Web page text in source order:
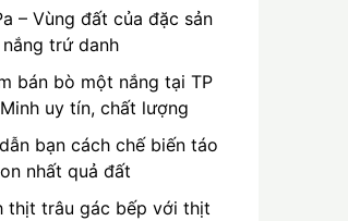
– Vùng đất của đặc sản
trứ danh
bán bò một nắng tại TP
uy tín, chất lượng
bạn cách chế biến táo
nhất quả đất
thịt trâu gác bếp với thịt